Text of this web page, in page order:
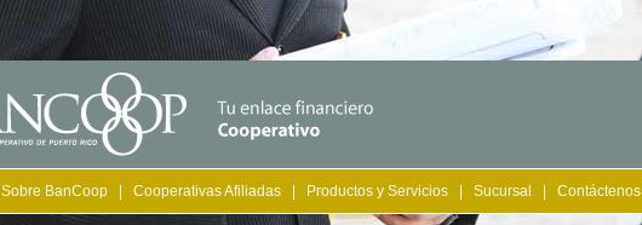
Sobre BanCoop Cooperativas Afiliadas Productos y Servicios Sucursal Contáctenos